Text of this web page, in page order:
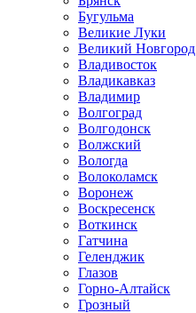
Бугульма
Великие Луки
Великий Новгород
Владивосток
Владикавказ
Владимир
Волгоград
Волгодонск
Волжский
Вологда
Волоколамск
Воронеж
Воскресенск
Воткинск
Гатчина
Геленджик
Глазов
Горно-Алтайск
Грозный